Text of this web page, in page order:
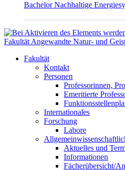
Bachelor Nachhaltige
Fakultät Angewandte Natur- und
Fakultät
Kontakt
Personen
Professorinnen,
Emeritierte
Internationales
Forschung
Labore
Aktuelles und
Informationen
Fächerübersicht/